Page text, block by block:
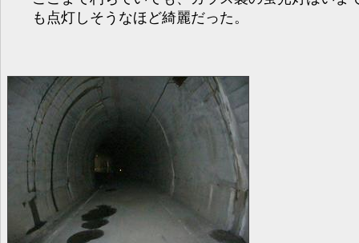
も点灯しそうなほど綺麗だった。